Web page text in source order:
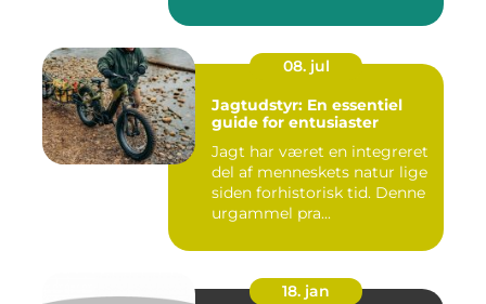
08. jul
Jagtudstyr: En essentiel
guide for entusiaster
Jagt har været en integreret
del af menneskets natur lige
siden forhistorisk tid. Denne
urgammel pra...
18. jan